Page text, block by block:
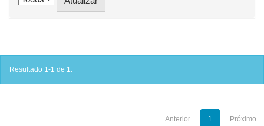
Resultado 1-1 de 1.
Anterior 1 Próximo